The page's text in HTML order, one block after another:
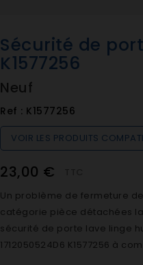
Sécurité de
K1577256
Neuf
Ref : K1577256
VOIR LES PRODUITS
23,00 €
Un problème de fermeture
catégorie pièce détachées
sécurité de porte lave linge
1712050524D6 K1577256 à